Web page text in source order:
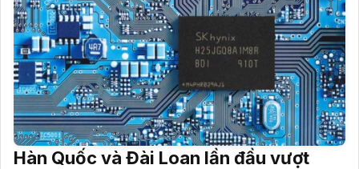
Hàn Quốc và Đài Loan lần đầu vượt